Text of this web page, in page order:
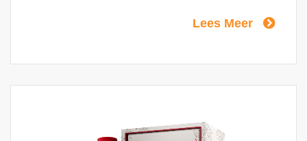
worden geselecteerd. Glenfiddich is de
proces gebruikt, en deze opeenstapeling
van smaken in de loop van de tijd voegt
Lees Meer